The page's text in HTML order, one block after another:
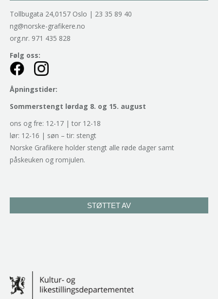
Tollbugata 24,0157 Oslo | 23 35 89 40
ng@norske-grafikere.no
org.nr. 971 435 828
Følg oss:
Åpningstider:
Sommerstengt lørdag 8. og 15. august
ons og fre: 12-17 | tor 12-18
lør: 12-16 | søn – tir: stengt
Norske Grafikere holder stengt alle røde dager samt
påskeuken og romjulen.
STØTTET AV